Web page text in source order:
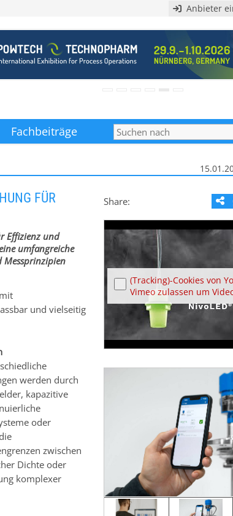
Anbieter
Fachbeiträge
Share:
(Tracking)-Cookies von
Vimeo zulassen um
FÜR
Effizienz und
umfangreiche
Messprinzipien
und vielseitig
werden durch
kapazitive
oder
zwischen
Dichte oder
komplexer